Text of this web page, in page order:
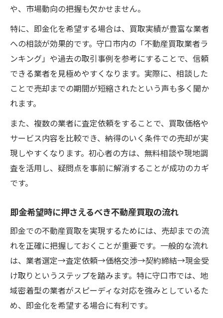
や、市場動向の把握も欠かせません。
特に、即金化を希望する場合は、買取実績が豊富な業者
への相談が効果的です。守口市内の「不動産買取業者ラ
ンキング」や過去の取引事例を参考にすることで、信頼
できる業者を見極めやすくなります。実際に、相談した
ことで売却までの期間が短縮されたという声も多く聞か
れます。
また、複数の業者に査定依頼をすることで、買取価格や
サービス内容を比較でき、納得のいく条件での売却が実
現しやすくなります。初心者の方は、無料相談や現地調
査を活用し、疑問点を事前に解消することが成功のカギ
です。
即金希望時に押さえるべき不動産買取の流れ
即金での不動産買取を実現するためには、売却までの流
れを正確に把握しておくことが重要です。一般的な流れ
は、業者選定→査定依頼→価格交渉→契約締結→現金受
け取りというステップを踏みます。特に守口市では、地
域密着型の業者がスピーディな対応を強みとしているた
め、即金化を希望する場合に有利です。